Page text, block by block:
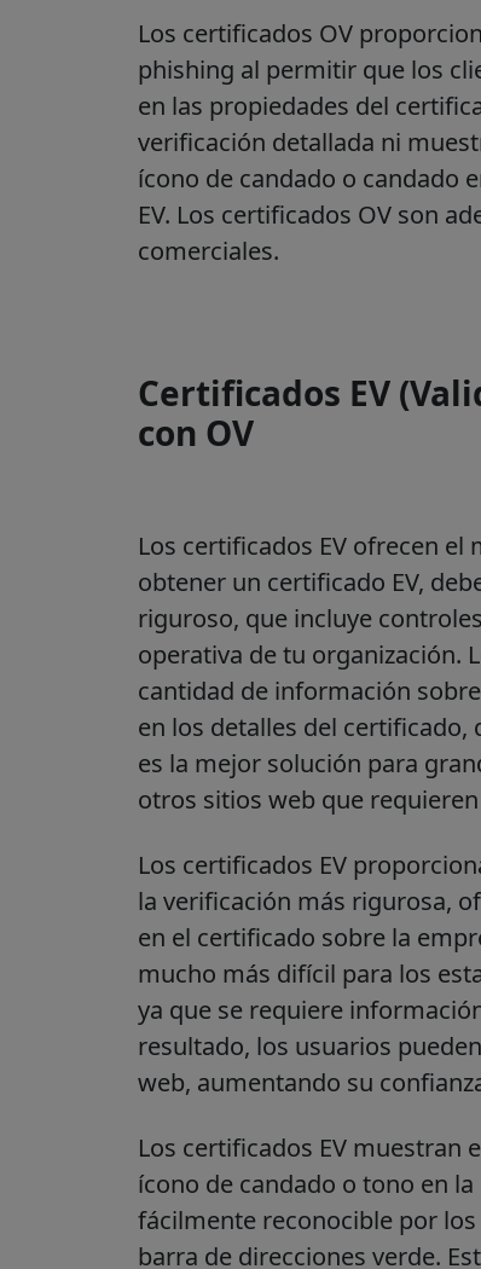
Los certificados OV
phishing al permitir que los
en las propiedades del
verificación detallada ni
ícono de candado o candado
EV. Los certificados OV son
comerciales.
Certificados EV
con OV
Los certificados EV ofrecen el
obtener un certificado EV,
riguroso, que incluye
operativa de tu organización.
cantidad de información
en los detalles del certificado,
es la mejor solución para
otros sitios web que
Los certificados EV
la verificación más rigurosa,
en el certificado sobre la
mucho más difícil para los
ya que se requiere
resultado, los usuarios
web, aumentando su
Los certificados EV muestran
ícono de candado o tono en
fácilmente reconocible por
barra de direcciones verde.